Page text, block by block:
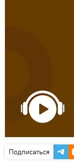
Подписаться